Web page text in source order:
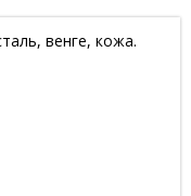
венге, кожа.